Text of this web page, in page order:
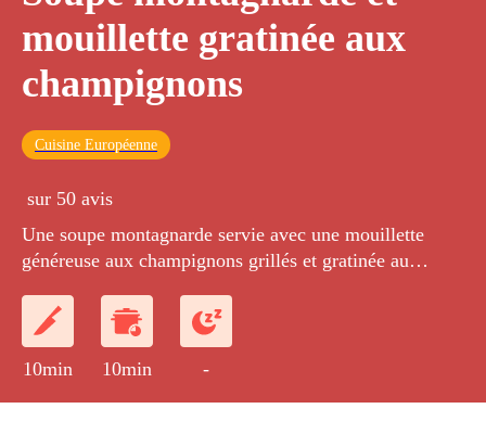
mouillette gratinée aux
champignons
Cuisine Européenne
sur 50 avis
Une soupe montagnarde servie avec une mouillette
généreuse aux champignons grillés et gratinée au
10min 10min -